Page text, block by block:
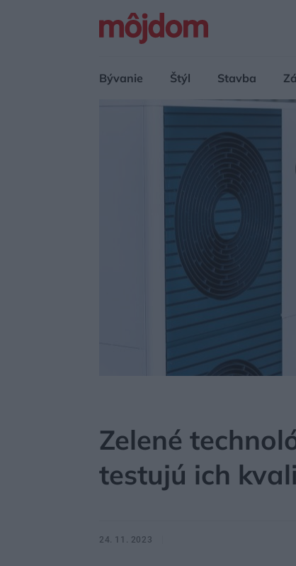
Bývanie Štýl Stavba
Zelené
testujú ich
24. 11. 2023